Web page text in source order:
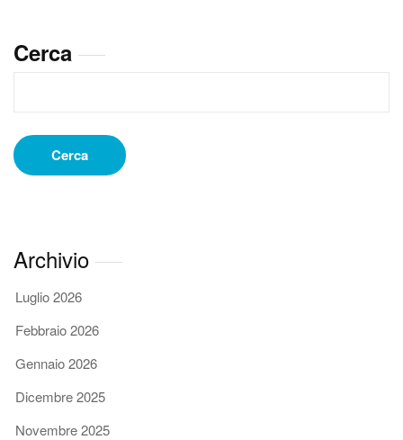
Cerca
Cerca
Archivio
Luglio 2026
Febbraio 2026
Gennaio 2026
Dicembre 2025
Novembre 2025